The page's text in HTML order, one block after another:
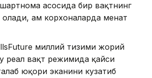
асосида бир вақтнинг
олади, ҳам корхоналарда меҳнат
миллий тизими жорий
реал вақт режимида қайси
юқори эканини кузатиб